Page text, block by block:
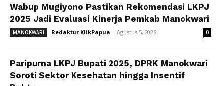
Wabup Mugiyono Pastikan Rekomendasi LKPJ
2025 Jadi Evaluasi Kinerja Pemkab Manokwari
MANOKWARI Redaktur KlikPapua - Agustus 5, 2026 0
Paripurna LKPJ Bupati 2025, DPRK Manokwari
Soroti Sektor Kesehatan hingga Insentif